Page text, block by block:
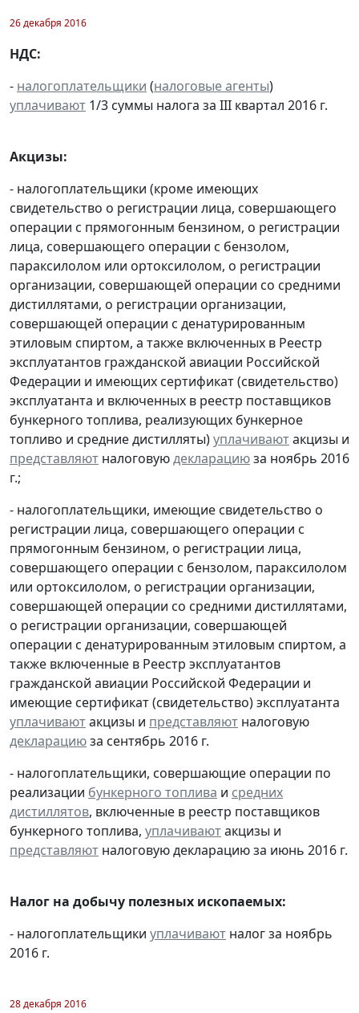
26 декабря 2016
НДС:
- налогоплательщики (налоговые агенты)
уплачивают 1/3 суммы налога за III квартал 2016 г.
Акцизы:
- налогоплательщики (кроме имеющих
свидетельство о регистрации лица, совершающего
операции с прямогонным бензином, о регистрации
лица, совершающего операции с бензолом,
параксилолом или ортоксилолом, о регистрации
организации, совершающей операции со средними
дистиллятами, о регистрации организации,
совершающей операции с денатурированным
этиловым спиртом, а также включенных в Реестр
эксплуатантов гражданской авиации Российской
Федерации и имеющих сертификат (свидетельство)
эксплуатанта и включенных в реестр поставщиков
бункерного топлива, реализующих бункерное
топливо и средние дистилляты)уплачиваютакцизы и
представляют налоговуюдекларациюза ноябрь 2016
г.;
- налогоплательщики, имеющие свидетельство о
регистрации лица, совершающего операции с
прямогонным бензином, о регистрации лица,
совершающего операции с бензолом, параксилолом
или ортоксилолом, о регистрации организации,
совершающей операции со средними дистиллятами,
о регистрации организации, совершающей
операции с денатурированным этиловым спиртом, а
также включенные в Реестр эксплуатантов
гражданской авиации Российской Федерации и
имеющие сертификат (свидетельство) эксплуатанта
уплачиваютакцизы и представляют налоговую
декларациюза сентябрь 2016 г.
- налогоплательщики, совершающие операции по
реализации бункерного топлива и средних
дистиллятов, включенные в реестр поставщиков
бункерного топлива, уплачиваютакцизы и
представляют налоговую декларацию за июнь 2016 г.
Налог на добычу полезных ископаемых:
- налогоплательщики уплачивают налог за ноябрь
2016 г.
28 декабря 2016